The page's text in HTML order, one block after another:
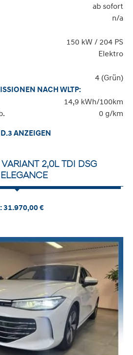
ab sofort
n/a
150 kW / 204 PS
Elektro
4 (Grün)
NACH WLTP:
14,9 kWh/100km
0 g/km
ANZEIGEN
VARIANT 2,0L TDI DSG
ELEGANCE
31.970,00 €